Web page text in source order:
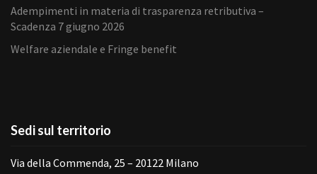
Adempimenti in materia di trasparenza retributiva –
Scadenza 7 giugno 2026
Welfare aziendale e Fringe benefit
Sedi sul territorio
Via della Commenda, 25 – 20122 Milano